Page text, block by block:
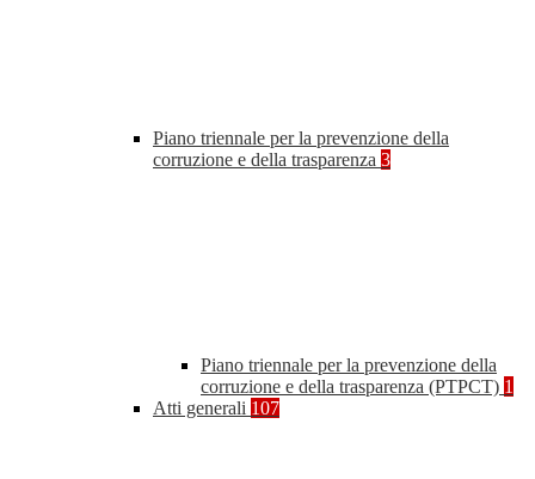
Piano triennale per la prevenzione della
corruzione e della trasparenza 3
Piano triennale per la prevenzione della
corruzione e della trasparenza (PTPCT) 1
Atti generali 107